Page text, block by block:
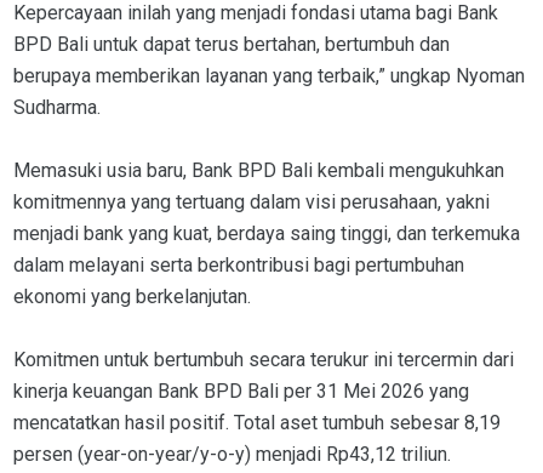
Kepercayaan inilah yang menjadi fondasi utama bagi Bank
BPD Bali untuk dapat terus bertahan, bertumbuh dan
berupaya memberikan layanan yang terbaik,” ungkap Nyoman
Sudharma.
Memasuki usia baru, Bank BPD Bali kembali mengukuhkan
komitmennya yang tertuang dalam visi perusahaan, yakni
menjadi bank yang kuat, berdaya saing tinggi, dan terkemuka
dalam melayani serta berkontribusi bagi pertumbuhan
ekonomi yang berkelanjutan.
Komitmen untuk bertumbuh secara terukur ini tercermin dari
kinerja keuangan Bank BPD Bali per 31 Mei 2026 yang
mencatatkan hasil positif. Total aset tumbuh sebesar 8,19
persen (year-on-year/y-o-y) menjadi Rp43,12 triliun.